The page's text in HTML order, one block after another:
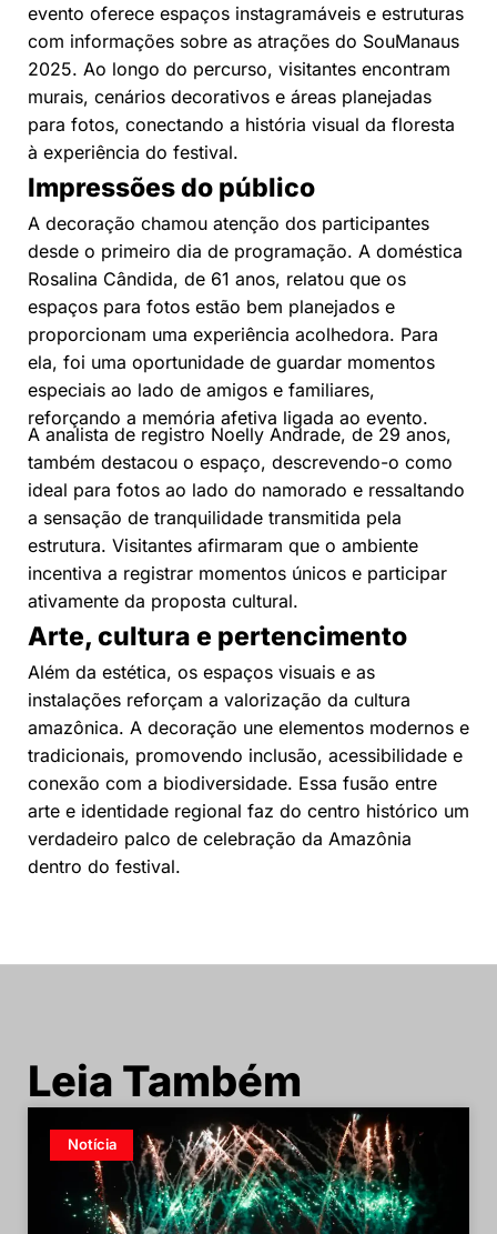
evento oferece espaços instagramáveis e estruturas
com informações sobre as atrações do SouManaus
2025. Ao longo do percurso, visitantes encontram
murais, cenários decorativos e áreas planejadas
para fotos, conectando a história visual da floresta
à experiência do festival.
Impressões do público
A decoração chamou atenção dos participantes
desde o primeiro dia de programação. A doméstica
Rosalina Cândida, de 61 anos, relatou que os
espaços para fotos estão bem planejados e
proporcionam uma experiência acolhedora. Para
ela, foi uma oportunidade de guardar momentos
especiais ao lado de amigos e familiares,
reforçando a memória afetiva ligada ao evento.
A analista de registro Noelly Andrade, de 29 anos,
também destacou o espaço, descrevendo-o como
ideal para fotos ao lado do namorado e ressaltando
a sensação de tranquilidade transmitida pela
estrutura. Visitantes afirmaram que o ambiente
incentiva a registrar momentos únicos e participar
ativamente da proposta cultural.
Arte, cultura e pertencimento
Além da estética, os espaços visuais e as
instalações reforçam a valorização da cultura
amazônica. A decoração une elementos modernos e
tradicionais, promovendo inclusão, acessibilidade e
conexão com a biodiversidade. Essa fusão entre
arte e identidade regional faz do centro histórico um
verdadeiro palco de celebração da Amazônia
dentro do festival.
Leia Também
Notícia